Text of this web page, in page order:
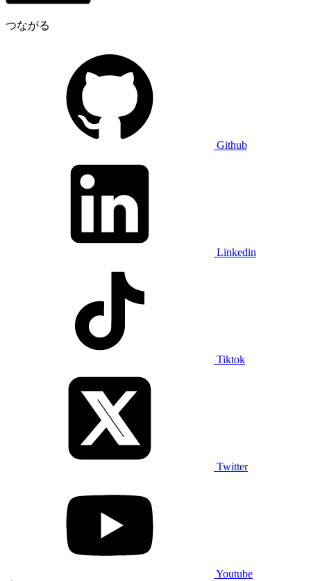
つながる
Github
Linkedin
Tiktok
Twitter
Youtube